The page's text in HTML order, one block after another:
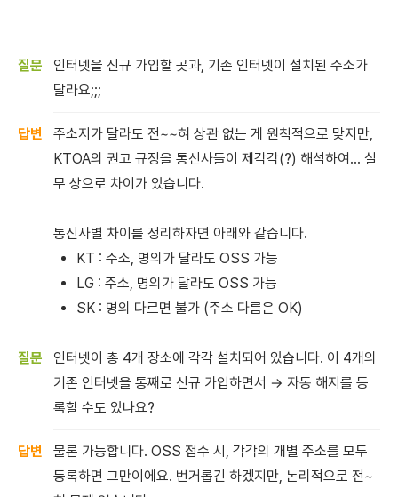
인터넷을 신규 가입할 곳과, 기존 인터넷이 설치된 주소가
달라요;;;
주소지가 달라도 전~~혀 상관 없는 게 원칙적으로 맞지만,
KTOA의 권고 규정을 통신사들이 제각각(?) 해석하여... 실
무 상으로 차이가 있습니다.
통신사별 차이를 정리하자면 아래와 같습니다.
KT : 주소, 명의가 달라도 OSS 가능
LG : 주소, 명의가 달라도 OSS 가능
SK : 명의 다르면 불가 (주소 다름은 OK)
인터넷이 총 4개 장소에 각각 설치되어 있습니다. 이 4개의
기존 인터넷을 통째로 신규 가입하면서 → 자동 해지를 등
록할 수도 있나요?
물론 가능합니다. OSS 접수 시, 각각의 개별 주소를 모두
등록하면 그만이에요. 번거롭긴 하겠지만, 논리적으로 전~